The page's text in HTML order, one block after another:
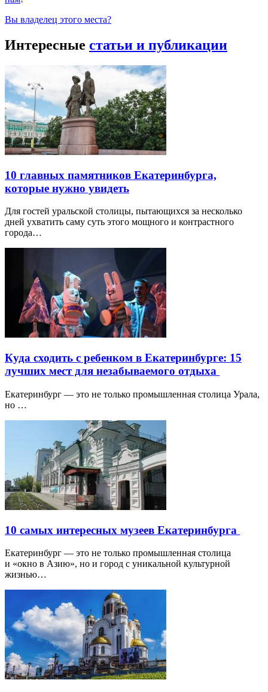
Вы владелец этого места?
Интересные статьи и публикации
10 главных памятников Екатеринбурга,
которые нужно увидеть
Для гостей уральской столицы, пытающихся за несколько
дней ухватить саму суть этого мощного и контрастного
города…
Куда сходить с ребенком в Екатеринбурге: 15
лучших мест для незабываемого отдыха
Екатеринбург — это не только промышленная столица Урала,
но …
10 самых интересных музеев Екатеринбурга
Екатеринбург — это не только промышленная столица
и «окно в Азию», но и город с уникальной культурной
жизнью…